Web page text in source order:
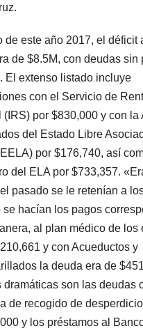
de este año 2017, el déficit
de $8.5M, con deudas sin
El extenso listado incluye
con el Servicio de
(IRS) por $830,000 y con la
del Estado Libre
por $176,740, así
del ELA por $733,357.
pasado se le retenían a
se hacían los pagos
al plan médico de los
y con Acueductos y
la deuda era de
dramáticas son las deudas
de recogido de
y los préstamos al